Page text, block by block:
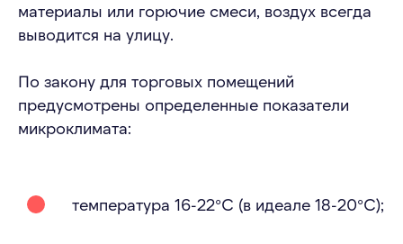
материалы или горючие смеси, воздух всегда
выводится на улицу.
По закону для торговых помещений
предусмотрены определенные показатели
микроклимата:
температура 16-22°С (в идеале 18-20°С);